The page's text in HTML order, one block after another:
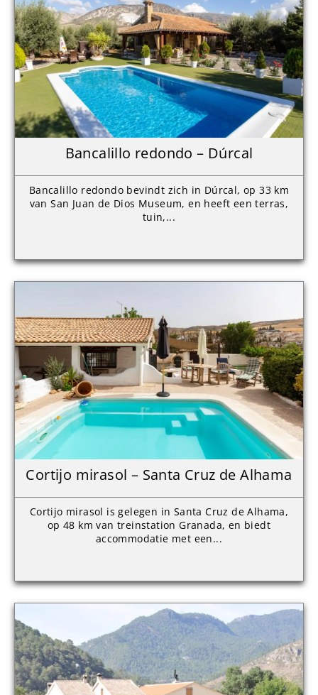
Bancalillo redondo – Dúrcal
Bancalillo redondo bevindt zich in Dúrcal, op 33 km
van San Juan de Dios Museum, en heeft een terras,
tuin,...
Cortijo mirasol – Santa Cruz de Alhama
Cortijo mirasol is gelegen in Santa Cruz de Alhama,
op 48 km van treinstation Granada, en biedt
accommodatie met een...